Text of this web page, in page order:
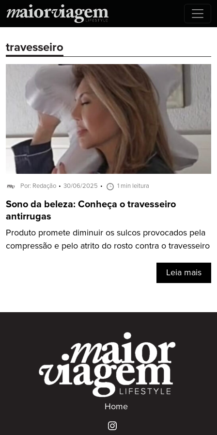
travesseiro
Por: Redação 30/06/2025 1 min leitura
Sono da beleza: Conheça o travesseiro
antirrugas
Produto promete diminuir os sulcos provocados pela
compressão e pelo atrito do rosto contra o travesseiro
Leia mais
Home